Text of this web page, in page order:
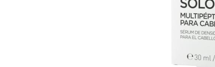
bisherigen Vorgänge